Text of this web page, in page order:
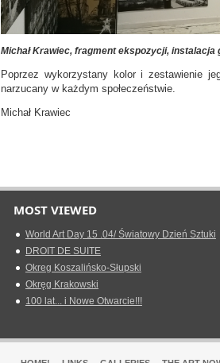
Michał Krawiec, fragment ekspozycji, instalacja
Poprzez wykorzystany kolor i zestawienie
narzucany w każdym społeczeństwie.
Michał Krawiec
MOST VIEWED
World Art Day 15 .04/ Światowy Dzień Sztuki
DROIT DE SUITE
Okreg Koszalińsko-Słupski
Okręg Krakowski
100 lat... i Nowe Otwarcie!!!